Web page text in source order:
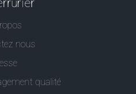
nous
qualité